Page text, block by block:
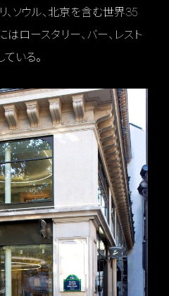
、ソウル、北京を含む世界35
ロースタリー、バー、レスト
いる。